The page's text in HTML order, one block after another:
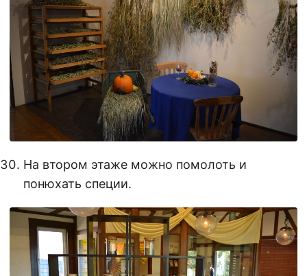
На втором этаже можно помолоть и
понюхать специи.